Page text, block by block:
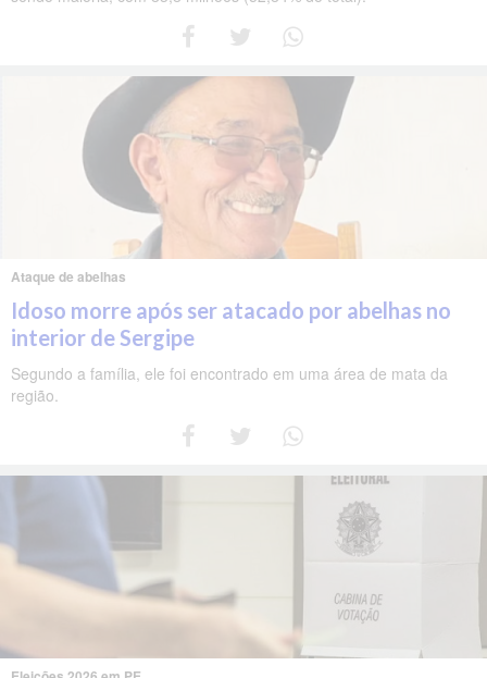
Ataque de abelhas
Idoso morre após ser atacado por abelhas no
interior de Sergipe
Segundo a família, ele foi encontrado em uma área de mata da
região.